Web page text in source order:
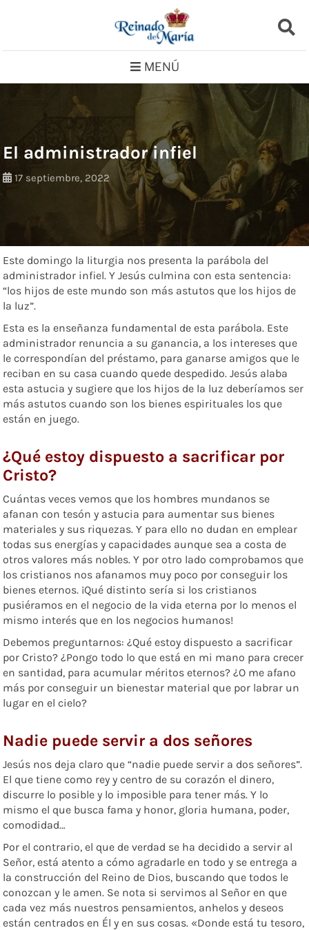
MENÚ
El administrador infiel
17 septiembre, 2022
Este domingo la liturgia nos presenta la parábola del
administrador infiel. Y Jesús culmina con esta sentencia:
“los hijos de este mundo son más astutos que los hijos de
la luz”.
Esta es la enseñanza fundamental de esta parábola. Este
administrador renuncia a su ganancia, a los intereses que
le correspondían del préstamo, para ganarse amigos que le
reciban en su casa cuando quede despedido. Jesús alaba
esta astucia y sugiere que los hijos de la luz deberíamos ser
más astutos cuando son los bienes espirituales los que
están en juego.
¿Qué estoy dispuesto a sacrificar por
Cristo?
Cuántas veces vemos que los hombres mundanos se
afanan con tesón y astucia para aumentar sus bienes
materiales y sus riquezas. Y para ello no dudan en emplear
todas sus energías y capacidades aunque sea a costa de
otros valores más nobles. Y por otro lado comprobamos que
los cristianos nos afanamos muy poco por conseguir los
bienes eternos. ¡Qué distinto sería si los cristianos
pusiéramos en el negocio de la vida eterna por lo menos el
mismo interés que en los negocios humanos!
Debemos preguntarnos: ¿Qué estoy dispuesto a sacrificar
por Cristo? ¿Pongo todo lo que está en mi mano para crecer
en santidad, para acumular méritos eternos? ¿O me afano
más por conseguir un bienestar material que por labrar un
lugar en el cielo?
Nadie puede servir a dos señores
Jesús nos deja claro que “nadie puede servir a dos señores”.
El que tiene como rey y centro de su corazón el dinero,
discurre lo posible y lo imposible para tener más. Y lo
mismo el que busca fama y honor, gloria humana, poder,
comodidad…
Por el contrario, el que de verdad se ha decidido a servir al
Señor, está atento a cómo agradarle en todo y se entrega a
la construcción del Reino de Dios, buscando que todos le
conozcan y le amen. Se nota si servimos al Señor en que
cada vez más nuestros pensamientos, anhelos y deseos
están centrados en Él y en sus cosas. «Donde está tu tesoro,